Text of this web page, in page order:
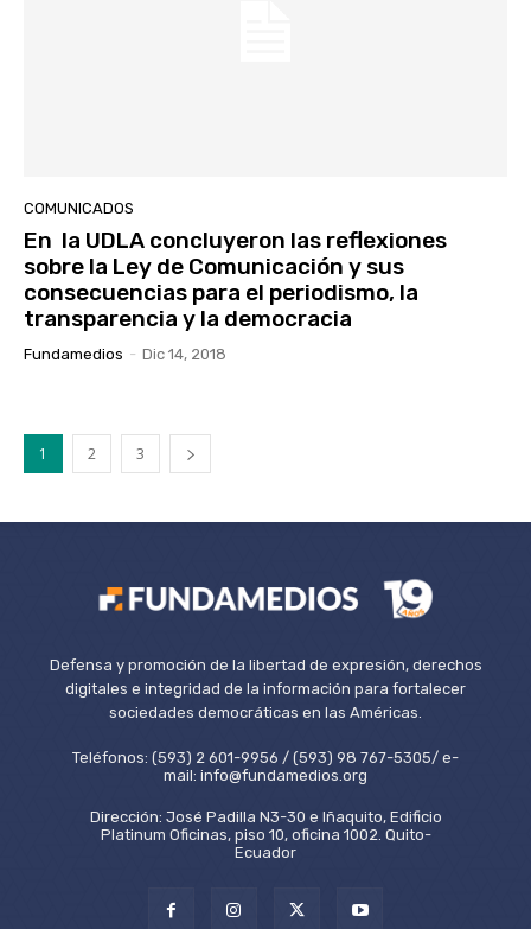
COMUNICADOS
En la UDLA concluyeron las reflexiones
sobre la Ley de Comunicación y sus
consecuencias para el periodismo, la
transparencia y la democracia
Fundamedios - Dic 14, 2018
1 2 3
Defensa y promoción de la libertad de expresión, derechos
digitales e integridad de la información para fortalecer
sociedades democráticas en las Américas.
Teléfonos: (593) 2 601-9956 / (593) 98 767-5305/ e-
mail: info@fundamedios.org
Dirección: José Padilla N3-30 e Iñaquito, Edificio
Platinum Oficinas, piso 10, oficina 1002. Quito-
Ecuador